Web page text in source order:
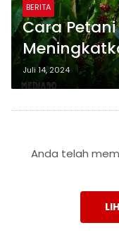
BERITA
Cara
Robusta
Hektare
Juli 14, 2024
Anda telah